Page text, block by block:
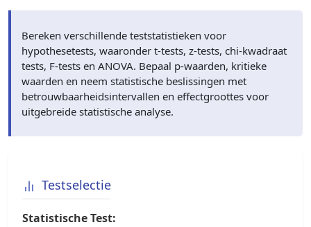
Bereken verschillende teststatistieken voor
hypothesetests, waaronder t-tests, z-tests, chi-kwadraat
tests, F-tests en ANOVA. Bepaal p-waarden, kritieke
waarden en neem statistische beslissingen met
betrouwbaarheidsintervallen en effectgroottes voor
uitgebreide statistische analyse.
Testselectie
Statistische Test: